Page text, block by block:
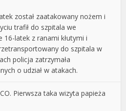
został zaatakowany nożem i
trafił do szpitala we
16-latek z ranami kłutymi i
do szpitala w
policja zatrzymała
o udział w atakach.
Pierwsza taka wizyta papieża